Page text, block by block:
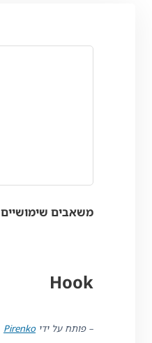
משאבים שימושיים
Hook
– פותח על ידי Pirenko